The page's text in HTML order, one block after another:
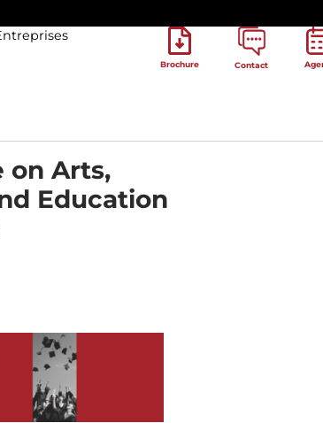
Brochure Contact
on Arts,
Education